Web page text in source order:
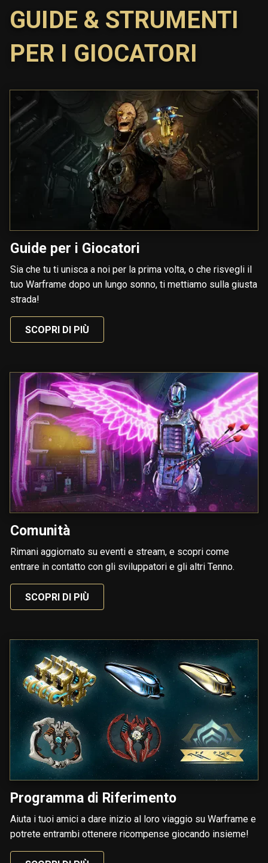
GUIDE & STRUMENTI
PER I GIOCATORI
Guide per i Giocatori
Sia che tu ti unisca a noi per la prima volta, o che risvegli il
tuo Warframe dopo un lungo sonno, ti mettiamo sulla giusta
strada!
SCOPRI DI PIÙ
Comunità
Rimani aggiornato su eventi e stream, e scopri come
entrare in contatto con gli sviluppatori e gli altri Tenno.
SCOPRI DI PIÙ
Programma di Riferimento
Aiuta i tuoi amici a dare inizio al loro viaggio su Warframe e
potrete entrambi ottenere ricompense giocando insieme!